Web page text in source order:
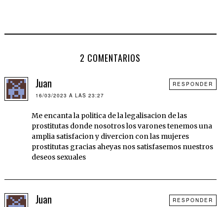
2 COMENTARIOS
Juan
16/03/2023 A LAS 23:27
Me encanta la politica de la legalisacion de las
prostitutas donde nosotros los varones tenemos una
amplia satisfacion y divercion con las mujeres
prostitutas gracias aheyas nos satisfasemos nuestros
deseos sexuales
RESPONDER
Juan RESPONDER